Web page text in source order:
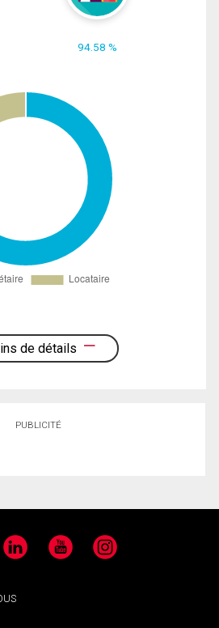
94.58 %
de détails
PUBLICITÉ
LinkedIn YouTube Instagram